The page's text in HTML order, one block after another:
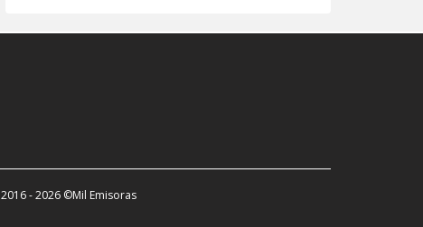
2016 - 2026 ©Mil Emisoras